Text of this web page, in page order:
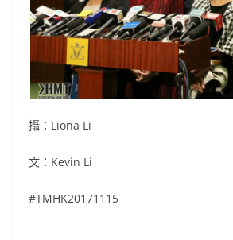
攝：Liona Li
文：Kevin Li
#TMHK20171115